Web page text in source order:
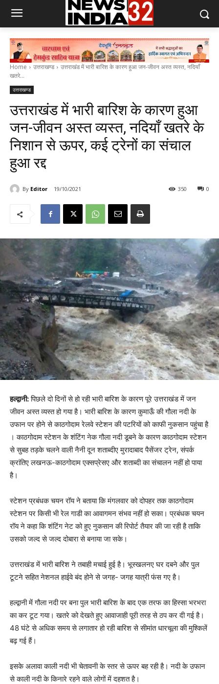
Home उत्तराखण्ड
उत्तराखंड में भारी बारिश के कारण हुआ जन-जीवन अस्त व्यस्त, नदियाँ
खतरे...
उत्तराखण्ड
उत्तराखंड में भारी बारिश के कारण हुआ
जन-जीवन अस्त व्यस्त, नदियाँ खतरे के
निशान से ऊपर, कई ट्रेनों का संचाल
हुआ रद्द
By Editor 19/10/2021 0
350
हल्द्वानी:पिछले दो दिनों से हो रही भारी बारिश के कारण पूरे उत्तराखंड में जन
जीवन अस्त व्यस्त हो गया है। भारी बारिश के कारण कुमाऊँ की गौला नदी के
उफान पर होने से काठगोदाम रेलवे स्टेशन की पटरियों को काफी नुकसान पहुंचा है
। काठगोदाम स्टेशन के शंटिंग नेक गौला नदी डूबने के कारण काठगोदाम स्टेशन
से सुबह तड़के चलने वाली नैनी दून शताब्दीए मुरादाबाद पैसेंजर ट्रेन, संपर्क
क्रांतिए लखनऊ-काठगोदाम एक्सप्रेसए और शताब्दी का संचालन नहीं हो पाया
है।
स्टेशन प्रबंधक चयन रॉय ने बताया कि मंगलवार को दोपहर तक काठगोदाम
स्टेशन पर किसी भी रेल गाडी का आवागमन संभव नहीं हो सका। प्रबंधक चयन
रॉय ने कहा कि शंटिंग नेट को हुए नुकसान की रिपोर्ट तैयार की जा रही है ताकि
उसको जल्द से जल्द दोबारा से बनाया जा सके।
उत्तराखंड में भारी बारिश ने तबाही मचाई हुई है। भूस्खलनए घर दबने और पुल
टूटने सहित नेशनल हाईवे बंद होने से जगह- जगह यात्री फंस गए है।
हल्द्वानी में गौला नदी पर बना पुल भारी बारिश के बाद एक तरफ का हिस्सा भरभरा
का कर टूट गया। खतरे को देखते हुए आवाजाही पूरी तरह से ठप कर दी गई है।
48 घंटे से अधिक समय से लगातार हो रही बारिश से सीमांत धारचूला की मुश्किलें
बढ़ गई हैं।
इसके अलावा काली नदी भी चेतावनी के स्तर से ऊपर बह रही है। नदी के उफान
से काली नदी के किनारे रहने वाले लोगों में दहशत है।